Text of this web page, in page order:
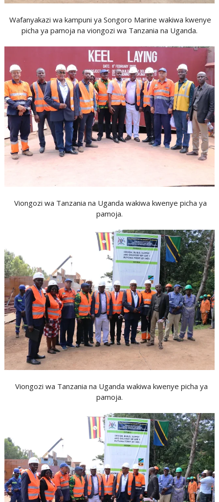
Wafanyakazi wa kampuni ya Songoro Marine wakiwa kwenye
picha ya pamoja na viongozi wa Tanzania na Uganda.
Viongozi wa Tanzania na Uganda wakiwa kwenye picha ya
pamoja.
Viongozi wa Tanzania na Uganda wakiwa kwenye picha ya
pamoja.